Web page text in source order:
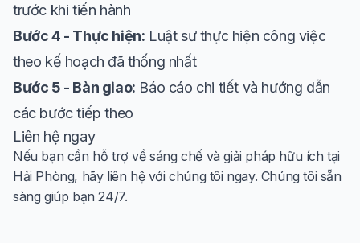
trước khi tiến hành
Bước 4 - Thực hiện: Luật sư thực hiện công việc
theo kế hoạch đã thống nhất
Bước 5 - Bàn giao: Báo cáo chi tiết và hướng dẫn
các bước tiếp theo
Liên hệ ngay
Nếu bạn cần hỗ trợ về sáng chế và giải pháp hữu ích tại
Hải Phòng, hãy liên hệ với chúng tôi ngay. Chúng tôi sẵn
sàng giúp bạn 24/7.